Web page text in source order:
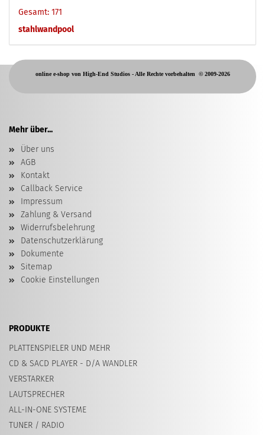
Gesamt: 171
stahlwandpool
online e-shop von High-End Studios -Alle Rechte vorbehalten © 2009-2026
Mehr über...
Über uns
AGB
Kontakt
Callback Service
Impressum
Zahlung & Versand
Widerrufsbelehrung
Datenschutzerklärung
Dokumente
Sitemap
Cookie Einstellungen
PRODUKTE
PLATTENSPIELER UND MEHR
CD & SACD PLAYER - D/A WANDLER
VERSTARKER
LAUTSPRECHER
ALL-IN-ONE SYSTEME
TUNER / RADIO